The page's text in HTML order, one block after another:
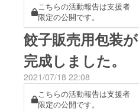
こちらの活動報告は支援者
限定の公開です。
餃子販売用包装が
完成しました。
2021/07/18 22:08
こちらの活動報告は支援者
限定の公開です。